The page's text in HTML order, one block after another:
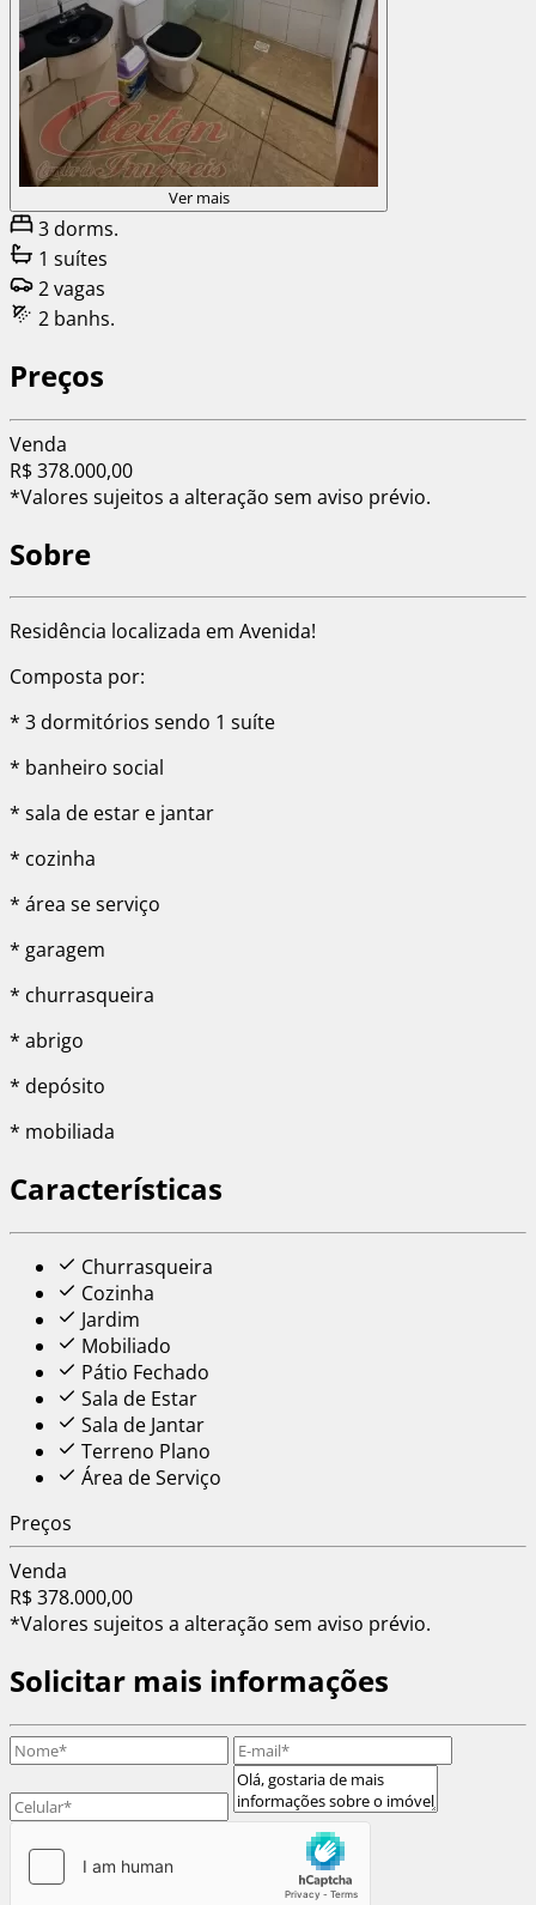
Ver mais
3 dorms.
1 suítes
2 vagas
2 banhs.
Preços
Venda
R$ 378.000,00
*Valores sujeitos a alteração sem aviso prévio.
Sobre
Residência localizada em Avenida!
Composta por:
* 3 dormitórios sendo 1 suíte
* banheiro social
* sala de estar e jantar
* cozinha
* área se serviço
* garagem
* churrasqueira
* abrigo
* depósito
* mobiliada
Características
Churrasqueira
Cozinha
Jardim
Mobiliado
Pátio Fechado
Sala de Estar
Sala de Jantar
Terreno Plano
Área de Serviço
Preços
Venda
R$ 378.000,00
*Valores sujeitos a alteração sem aviso prévio.
Solicitar mais informações